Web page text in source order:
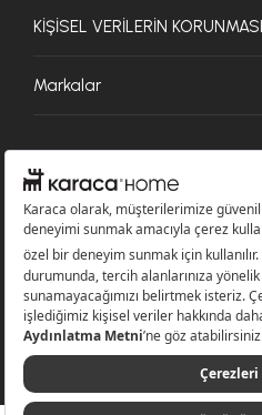
KİŞİSEL VERİLERİN KORUNMASI
Markalar
© 2026 Karaca Home Collection Tekstil
saklıdır.